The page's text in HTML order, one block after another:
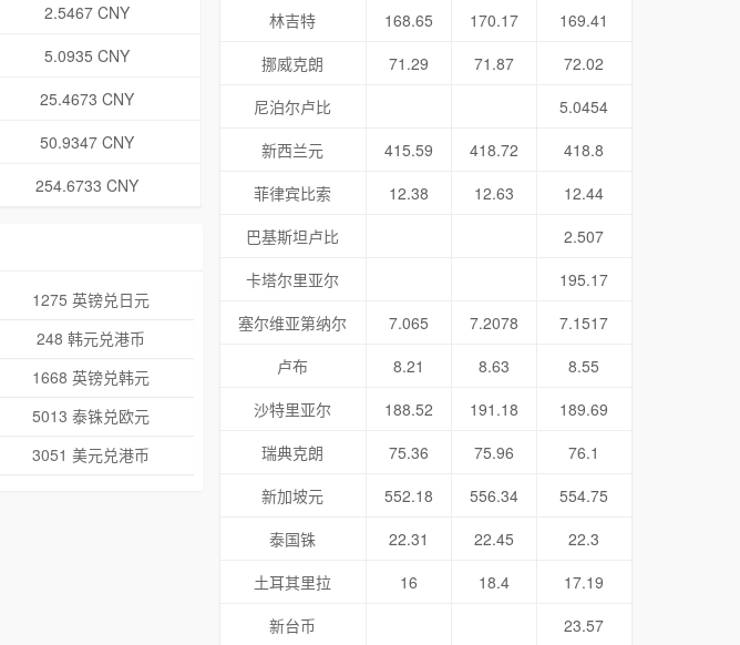
2.5467 CNY
5.0935 CNY
25.4673 CNY
50.9347 CNY
254.6733 CNY
1275 英镑兑日元
248 韩元兑港币
1668 英镑兑韩元
5013 泰铢兑欧元
3051 美元兑港币
林吉特
168.65 170.17
169.41
挪威克朗
71.29 71.87
72.02
尼泊尔卢比
5.0454
新西兰元
415.59 418.72
418.8
菲律宾比索
12.38 12.63
12.44
巴基斯坦卢比
2.507
卡塔尔里亚尔
195.17
塞尔维亚第纳尔
7.065 7.2078
7.1517
卢布
8.21 8.63
8.55
沙特里亚尔
188.52 191.18
189.69
瑞典克朗
75.36 75.96
76.1
新加坡元
552.18 556.34
554.75
泰国铢
22.31 22.45
22.3
土耳其里拉
16 18.4
17.19
新台币
23.57